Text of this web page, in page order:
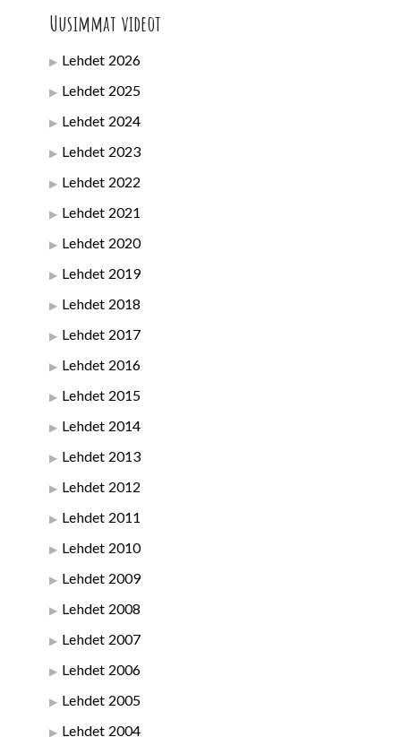
Uusimmat videot
Lehdet 2026
Lehdet 2025
Lehdet 2024
Lehdet 2023
Lehdet 2022
Lehdet 2021
Lehdet 2020
Lehdet 2019
Lehdet 2018
Lehdet 2017
Lehdet 2016
Lehdet 2015
Lehdet 2014
Lehdet 2013
Lehdet 2012
Lehdet 2011
Lehdet 2010
Lehdet 2009
Lehdet 2008
Lehdet 2007
Lehdet 2006
Lehdet 2005
Lehdet 2004